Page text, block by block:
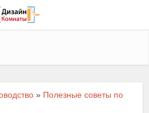
» Полезные советы по